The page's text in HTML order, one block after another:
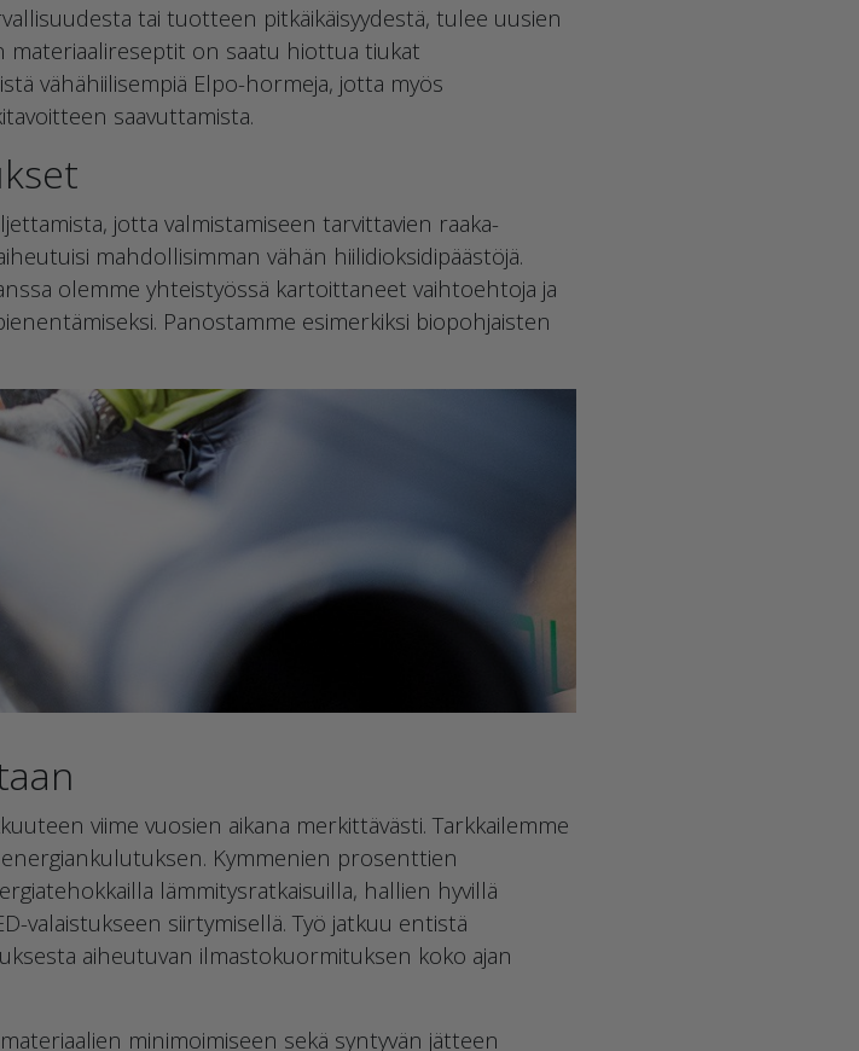
tai tuotteen pitkäikäisyydestä, tulee uusien
materiaalireseptit on saatu hiottua tiukat
vähähiilisempiä Elpo-hormeja, jotta myös
saavuttamista.
jotta valmistamiseen tarvittavien raaka-
mahdollisimman vähän hiilidioksidipäästöjä.
olemme yhteistyössä kartoittaneet vaihtoehtoja ja
Panostamme esimerkiksi biopohjaisten
viime vuosien aikana merkittävästi. Tarkkailemme
Kymmenien prosenttien
lämmitysratkaisuilla, hallien hyvillä
valaistukseen siirtymisellä. Työ jatkuu entistä
aiheutuvan ilmastokuormituksen koko ajan
minimoimiseen sekä syntyvän jätteen